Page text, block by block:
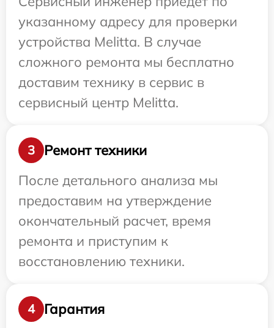
указанному адресу для проверки
устройства Melitta. В случае
сложного ремонта мы бесплатно
доставим технику в сервис в
сервисный центр Melitta.
3
Ремонт техники
После детального анализа мы
предоставим на утверждение
окончательный расчет, время
ремонта и приступим к
восстановлению техники.
4
Гарантия